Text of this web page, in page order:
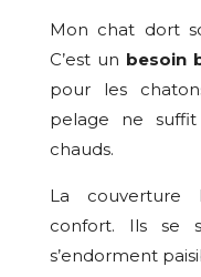
Mon chat dort
C’est un besoin
pour les
pelage ne
chauds.
La
confort. Ils se
s’endorment